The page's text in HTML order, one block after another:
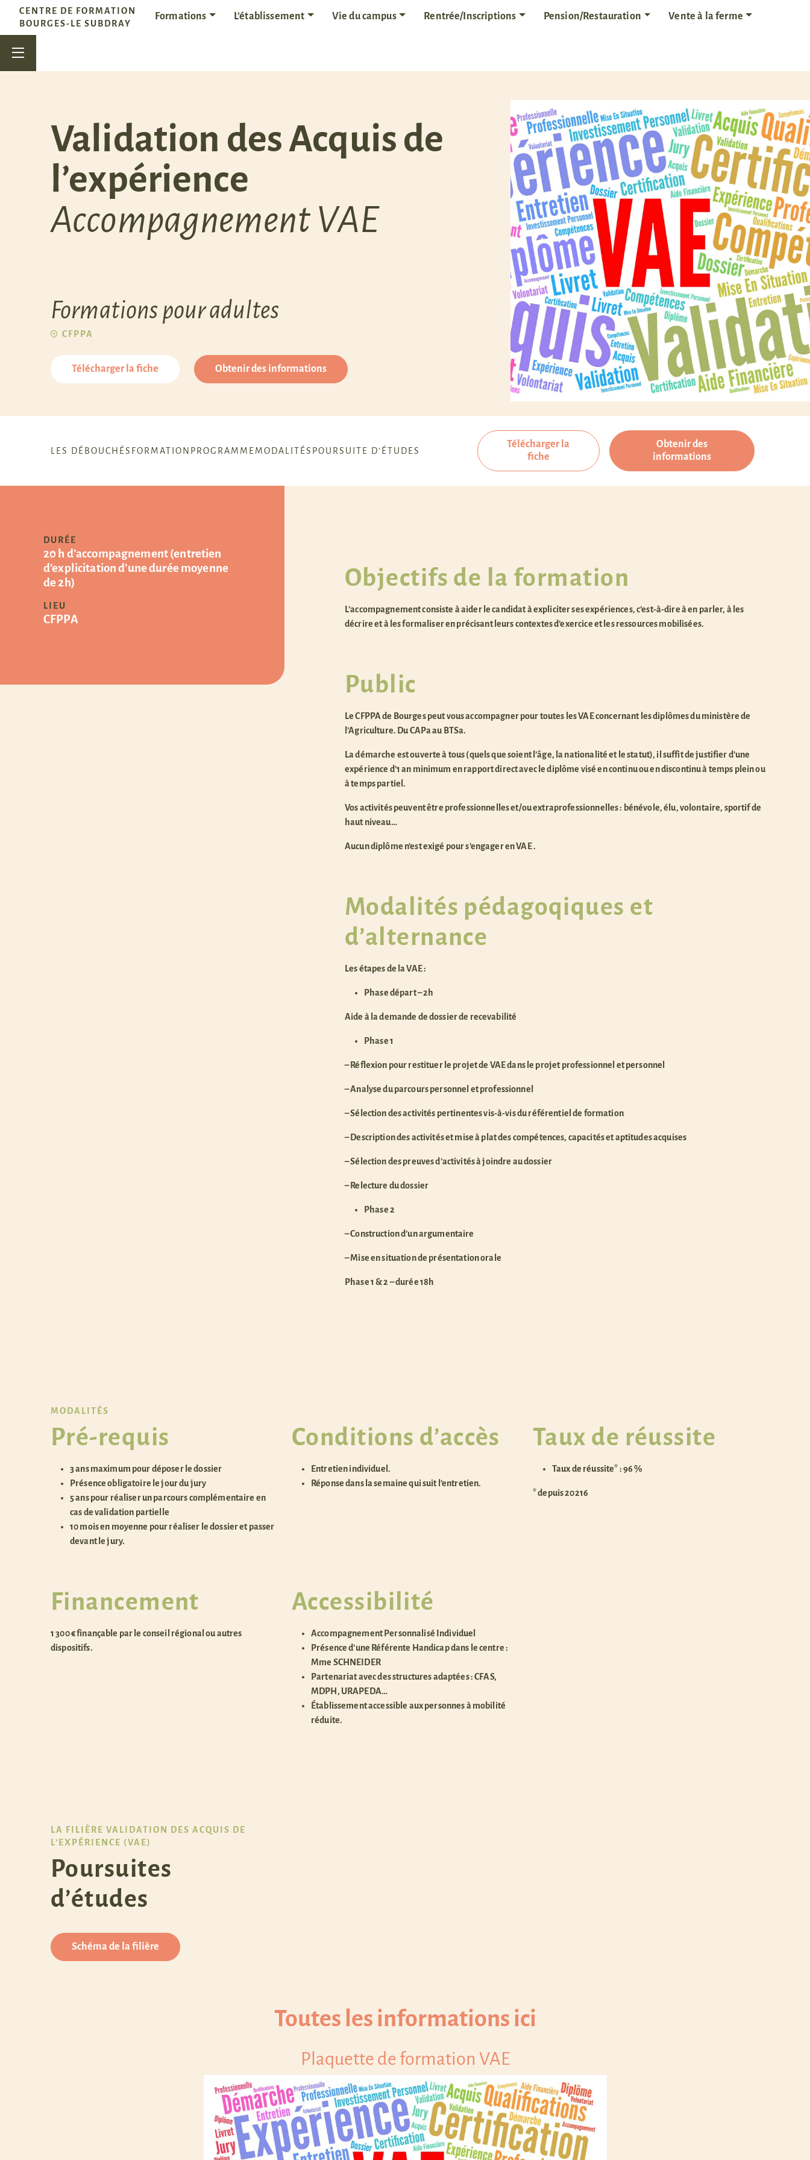
Passer au contenu
Navigation principale
CENTRE DE FORMATION
BOURGES-LE SUBDRAY
Formations L’établissement Vie du campus Rentrée/Inscriptions Pension/Restauration Vente à la ferme
Validation des Acquis de
l’expérience
Accompagnement VAE
Formations pour adultes
CFPPA
Télécharger la fiche Obtenir des informations
LES DÉBOUCHÉS FORMATION PROGRAMMEMODALITÉS POURSUITE D’ÉTUDES
Télécharger la
fiche
Obtenir des
informations
DURÉE
20 h d’accompagnement (entretien
d’explicitation d’une durée moyenne
de 2h)
LIEU
CFPPA
Objectifs de la formation
L’accompagnement consiste à aider le candidat à expliciter ses expériences, c’est-à-dire à en parler, à les
décrire et à les formaliser en précisant leurs contextes d’exercice et les ressources mobilisées.
Public
Le CFPPA de Bourges peut vous accompagner pour toutes les VAE concernant les diplômes du ministère de
l’Agriculture. Du CAPa au BTSa.
La démarche est ouverte à tous (quels que soient l’âge, la nationalité et le statut), il suffit de justifier d’une
expérience d’1 an minimum en rapport direct avec le diplôme visé en continu ou en discontinu à temps plein ou
à temps partiel.
Vos activités peuvent être professionnelles et/ou extraprofessionnelles : bénévole, élu, volontaire, sportif de
haut niveau…
Aucun diplôme n’est exigé pour s’engager en VAE .
Modalités pédagoqiques et
d’alternance
Les étapes de la VAE :
Phase départ – 2h
Aide à la demande de dossier de recevabilité
Phase 1
– Réflexion pour restituer le projet de VAE dans le projetprofessionnel et personnel
– Analyse du parcours personnel et professionnel
– Sélection des activités pertinentes vis-à-vis duréférentiel de formation
– Description des activités et mise à plat descompétences, capacités et aptitudes acquises
– Sélection des preuves d’activités à joindre au dossier
– Relecture du dossier
Phase 2
– Construction d’un argumentaire
– Mise en situation de présentation orale
Phase 1 & 2 – durée 18h
MODALITÉS
Pré-requis
3 ans maximum pour déposer le dossier
Présence obligatoire le jour du jury
5 ans pour réaliser un parcours complémentaire en
cas de validation partielle
10 mois en moyenne pour réaliser le dossier et passer
devant le jury.
Conditions d’accès
Entretien individuel.
Réponse dans la semaine qui suit l’entretien.
Taux de réussite
Taux de réussite* : 96 %
* depuis 20216
Financement
1 300 € finançable par le conseil régional ou autres
dispositifs.
Accessibilité
Accompagnement Personnalisé Individuel
Présence d’une Référente Handicap dans le centre :
Mme SCHNEIDER
Partenariat avec des structures adaptées : CFAS,
MDPH, URAPEDA…
Établissement accessible aux personnes à mobilité
réduite.
LA FILIÈRE VALIDATION DES ACQUIS DE
L’EXPÉRIENCE (VAE)
Poursuites
d’études
Schéma de la filière
Toutes les informations ici
Plaquette de formation VAE